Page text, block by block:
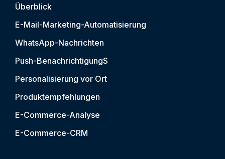
Überblick
E-Mail-Marketing-Automatisierung
WhatsApp-Nachrichten
Push-BenachrichtigungS
Personalisierung vor Ort
Produktempfehlungen
E-Commerce-Analyse
E-Commerce-CRM